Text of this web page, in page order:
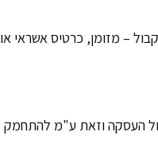
– מזומן, כרטיס אשראי או
העסקה וזאת ע"מ להתחמק